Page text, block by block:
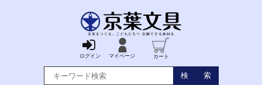
ログイン マイページ カート